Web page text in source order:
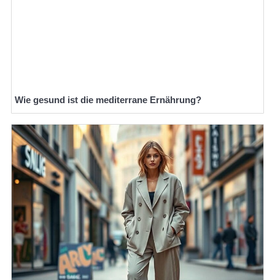
Wie gesund ist die mediterrane Ernährung?